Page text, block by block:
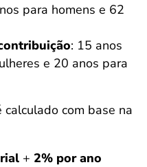
para homens e 62
: 15 anos
e 20 anos para
com base na
+ 2% por ano